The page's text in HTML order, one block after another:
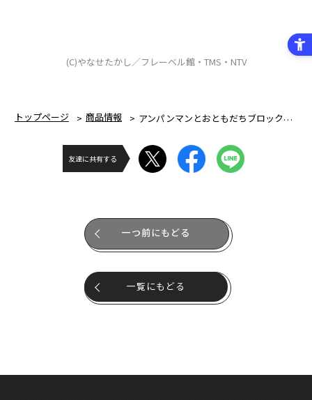
(C)やなせたかし／フレーベル館・TMS・NTV
トップページ 商品情報 アンパンマンとおともだちブロックセット２
友達に共有する
一つ前にもどる
一覧にもどる